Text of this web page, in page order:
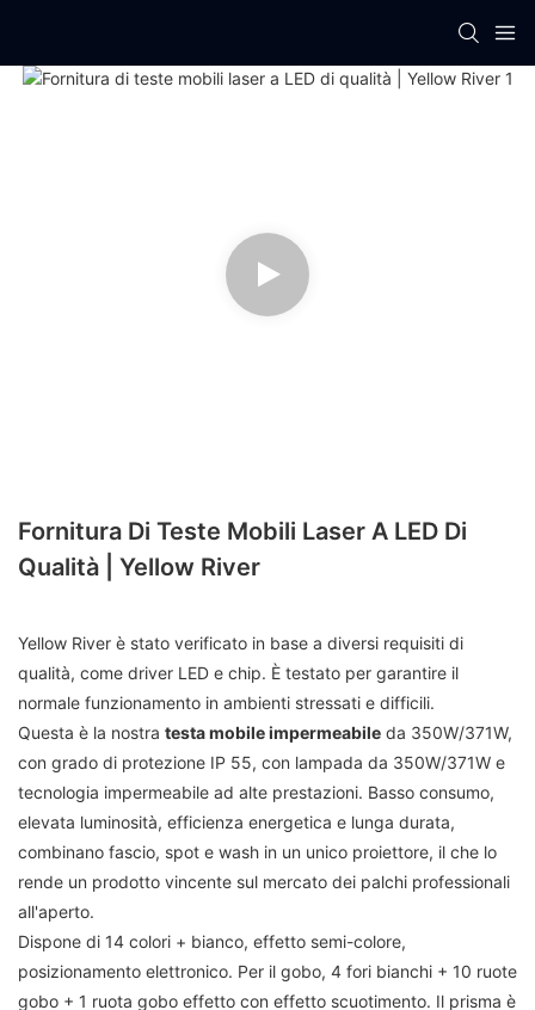
Fornitura Di Teste Mobili Laser A LED Di
Qualità | Yellow River
Yellow River è stato verificato in base a diversi requisiti di
qualità, come driver LED e chip. È testato per garantire il
normale funzionamento in ambienti stressati e difficili.
Questa è la nostra testa mobile impermeabile da 350W/371W,
con grado di protezione IP 55, con lampada da 350W/371W e
tecnologia impermeabile ad alte prestazioni. Basso consumo,
elevata luminosità, efficienza energetica e lunga durata,
combinano fascio, spot e wash in un unico proiettore, il che lo
rende un prodotto vincente sul mercato dei palchi professionali
all'aperto.
Dispone di 14 colori + bianco, effetto semi-colore,
posizionamento elettronico. Per il gobo, 4 fori bianchi + 10 ruote
gobo + 1 ruota gobo effetto con effetto scuotimento. Il prisma è